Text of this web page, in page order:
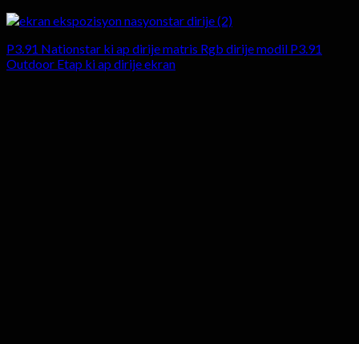
P3.91 Nationstar ki ap dirije matris Rgb dirije modil P3.91
Outdoor Etap ki ap dirije ekran